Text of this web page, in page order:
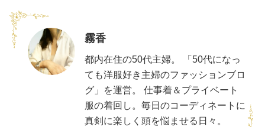
霧香
都内在住の50代主婦。 「50代になっ
ても洋服好き主婦のファッションブロ
グ」を運営。 仕事着＆プライベート
服の着回し。毎日のコーディネートに
真剣に楽しく頭を悩ませる日々。